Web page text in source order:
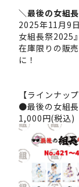
＼最後の女組
2025年11月9
女組長祭2025
在庫限りの販
に！
【ラインナップ
●最後の女組
1,000円(税込)